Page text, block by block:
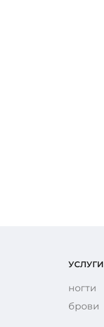
УСЛУГИ
ногти
брови